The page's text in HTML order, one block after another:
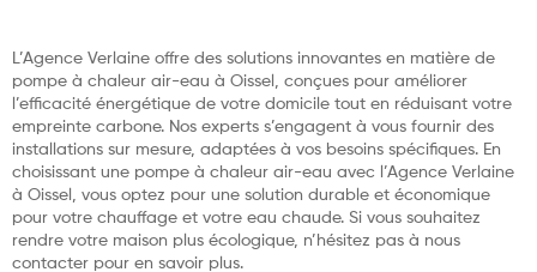
L’Agence Verlaine offre des solutions innovantes en matière de
pompe à chaleur air-eau à Oissel, conçues pour améliorer
l’efficacité énergétique de votre domicile tout en réduisant votre
empreinte carbone. Nos experts s’engagent à vous fournir des
installations sur mesure, adaptées à vos besoins spécifiques. En
choisissant une pompe à chaleur air-eau avec l’Agence Verlaine
à Oissel, vous optez pour une solution durable et économique
pour votre chauffage et votre eau chaude. Si vous souhaitez
rendre votre maison plus écologique, n’hésitez pas à nous
contacter pour en savoir plus.